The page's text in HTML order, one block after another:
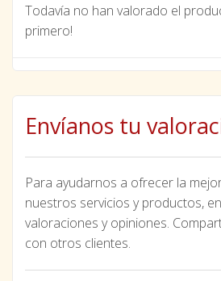
Todavía no han valorado el
primero!
Envíanos tu
Para ayudarnos a ofrecer la
nuestros servicios y productos,
valoraciones y opiniones.
con otros clientes.